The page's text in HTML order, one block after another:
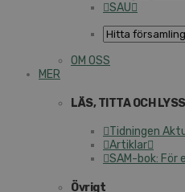
SAU
OM OSS
MER
LÄS, TITTA OCH
Tidningen
Artiklar
SAM-bok: För
Övrigt